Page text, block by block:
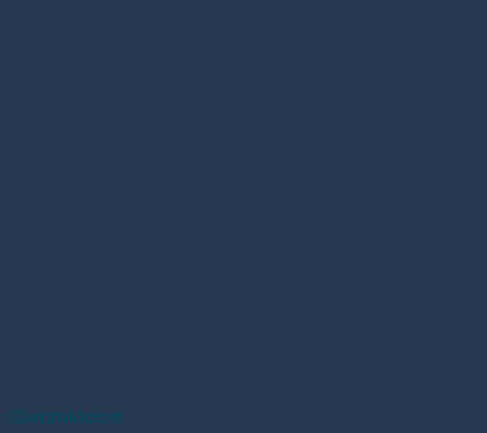
Controladora